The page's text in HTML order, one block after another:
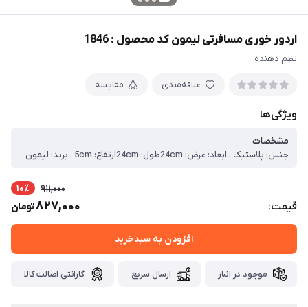
اردور خوری مسافرتی لیمون کد محصول : 1846
نظم دهنده
علاقه‌مندی مقایسه
ویژگی‌ها
مشخصات
جنس: پلاستیک ، ابعاد: عرض: 24cmطول: 24cmارتفاع: 5cm ، برند: لیمون
قیمت:
911,000 10٪
827,000تومان
افزودن به سبدخرید
موجود در انبار ارسال سریع گارانتی اصالت کالا